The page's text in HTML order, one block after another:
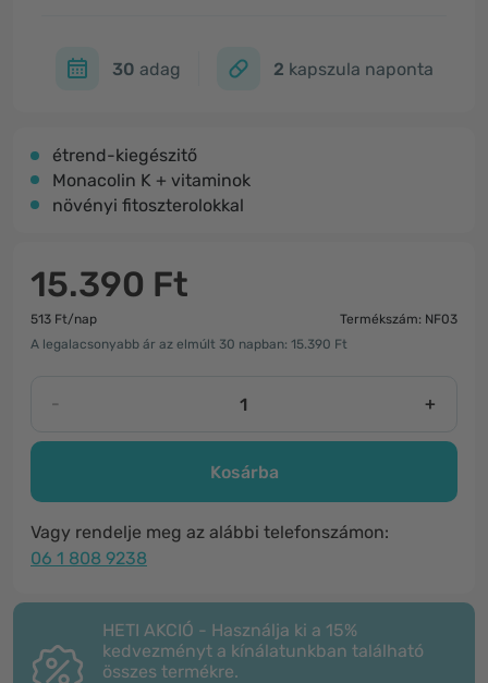
30 adag 2 kapszula naponta
étrend-kiegészitő
Monacolin K + vitaminok
növényi fitoszterolokkal
15.390 Ft
513 Ft/nap
Termékszám: NF03
A legalacsonyabb ár az elmúlt 30 napban: 15.390 Ft
- +
Kosárba
Vagy rendelje meg az alábbi telefonszámon:
06 1 808 9238
HETI AKCIÓ - Használja ki a 15%
kedvezményt a kínálatunkban található
összes termékre.